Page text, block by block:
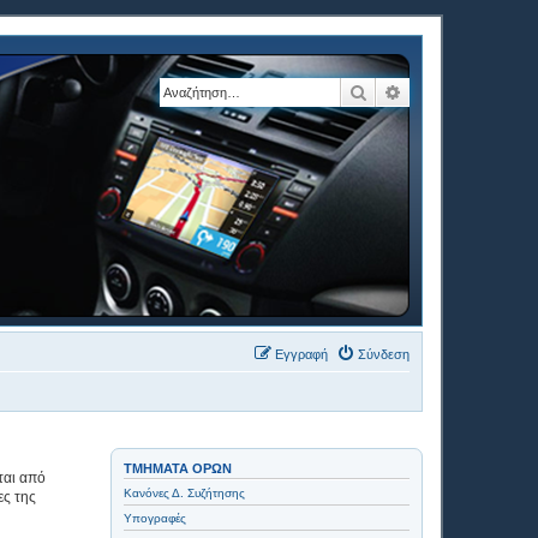
Αναζήτηση
Σύνδεση
Εγγραφή
ΤΜΉΜΑΤΑ ΌΡΩΝ
Κανόνες Δ. Συζήτησης
Υπογραφές
από
της